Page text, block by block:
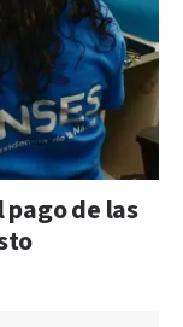
pago de las